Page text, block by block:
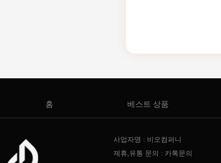
홈 베스트 상품
사업자명 : 비오컴퍼니
제휴,유통 문의 : 카톡문의